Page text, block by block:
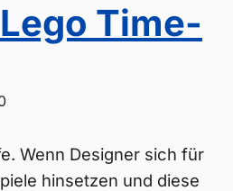
Time-
Wenn Designer sich für
hinsetzen und diese